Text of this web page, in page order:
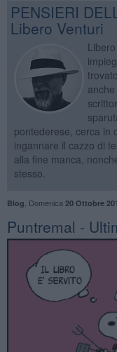
PENSIERI
Libero Venturi
pontederese, cerca in
ingannare il cazzo di
alla fine manca,
stesso.
Blog Domenica 20 Ottobre
Puntremal -